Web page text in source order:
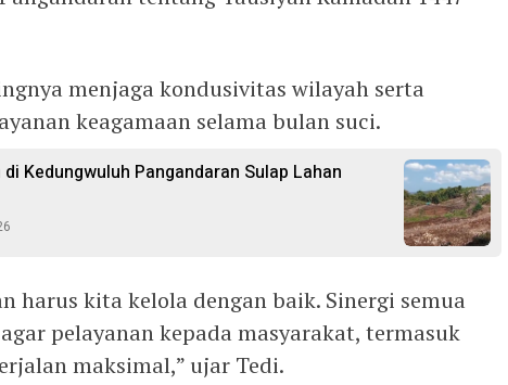
menjaga kondusivitas wilayah serta
keagamaan selama bulan suci.
Kedungwuluh Pangandaran Sulap Lahan
harus kita kelola dengan baik. Sinergi semua
pelayanan kepada masyarakat, termasuk
maksimal,” ujar Tedi.